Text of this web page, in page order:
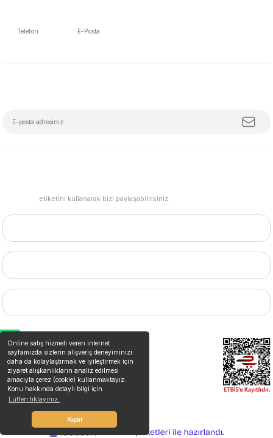
Online satış hizmeti veren internet
sayfamızda sizlerin alışveriş deneyiminizi
daha da kolaylaştırmak ve iyileştirmek için
ziyaret alışkanlıkların analiz edilmesi
amacıyla çerez (cookie) kullanmaktayız.
Konu hakkında detaylı bilgi için
Lütfen tıklayınız.
Kapat
Telefon E-Posta
etiketini kullanarak bizi paylaşabilirsiniz.
©2026 Tüm Hakları Saklıdır. Kredi kartı bilgileriniz 256bit SSL sertifikası ile
korunmaktadır.
WhatsApp Destek
e-